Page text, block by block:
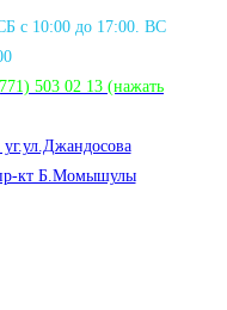
с 10:00 до 17:00. ВС
503 02 13 (нажать
кт Б.Момышулы